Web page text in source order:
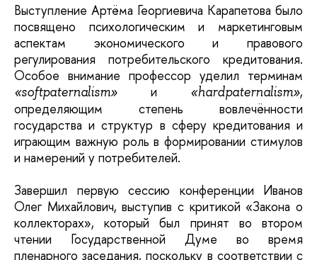
Выступление Артёма Георгиевича Карапетова было
посвящено психологическим и маркетинговым
аспектам экономического и правового
регулирования потребительского кредитования.
Особое внимание профессор уделил терминам
«softpaternalism» и «hardpaternalism»,
определяющим степень вовлечённости
государства и структур в сферу кредитования и
играющим важную роль в формировании стимулов
и намерений у потребителей.
Завершил первую сессию конференции Иванов
Олег Михайлович, выступив с критикой «Закона о
коллекторах», который был принят во втором
чтении Государственной Думе во время
пленарного заседания, поскольку в соответствии с